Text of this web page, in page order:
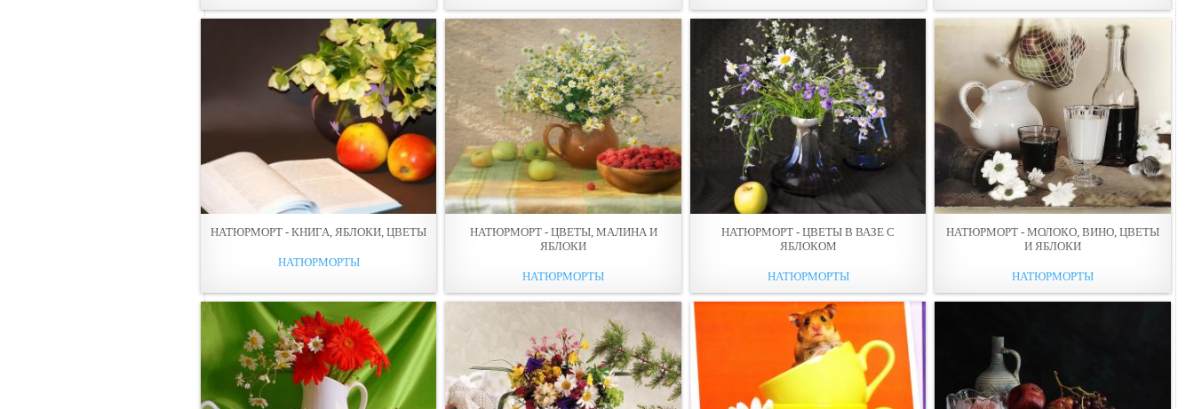
НАТЮРМОРТ - КНИГА, ЯБЛОКИ, ЦВЕТЫ
НАТЮРМОРТЫ
НАТЮРМОРТ - ЦВЕТЫ, МАЛИНА И
ЯБЛОКИ
НАТЮРМОРТЫ
НАТЮРМОРТ - ЦВЕТЫ В ВАЗЕ С
ЯБЛОКОМ
НАТЮРМОРТЫ
НАТЮРМОРТ - МОЛОКО, ВИНО, ЦВЕТЫ
И ЯБЛОКИ
НАТЮРМОРТЫ